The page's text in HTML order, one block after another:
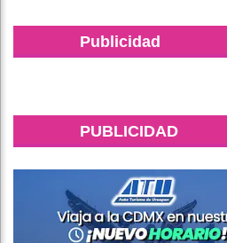
Publicidad
PUBLICIDAD